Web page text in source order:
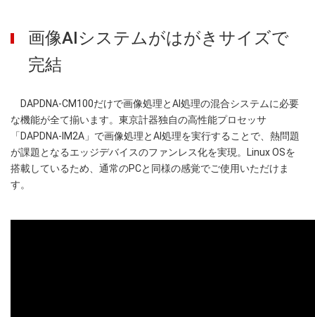
画像AIシステムがはがきサイズで
完結
DAPDNA-CM100だけで画像処理とAI処理の混合システムに必要
な機能が全て揃います。東京計器独自の高性能プロセッサ
「DAPDNA-IM2A」で画像処理とAI処理を実行することで、熱問題
が課題となるエッジデバイスのファンレス化を実現。Linux OSを
搭載しているため、通常のPCと同様の感覚でご使用いただけま
す。